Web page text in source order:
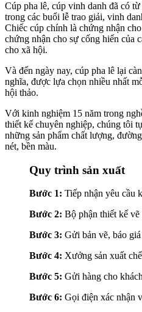
Cúp pha lê, cúp vinh danh đã có
trong các buổi lễ trao giải, vinh
Chiếc cúp chính là chứng nhận
chứng nhận cho sự cống hiến của
cho xã hội.
Và đến ngày nay, cúp pha lê lại
nghĩa, được lựa chọn nhiều nhất
hội thảo.
Với kinh nghiệm 15 năm trong
thiết kế chuyên nghiệp, chúng tôi
những sản phẩm chất lượng,
nét, bền màu.
Quy trình sản xuất
Bước 1: Tiếp nhận yêu cầu
Bước 2: Bộ phận thiết kế vẽ
Bước 3: Gửi bản vẽ, báo
Bước 4: Xưởng sản xuất
Bước 5: Gửi hàng cho
Bước 6: Gọi điện xác nhận